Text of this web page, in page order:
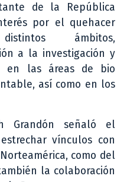
de la República
por el quehacer
ámbitos,
a la investigación y
en las áreas de bio
así como en los
Grandón señaló el
vínculos con
como del
la colaboración